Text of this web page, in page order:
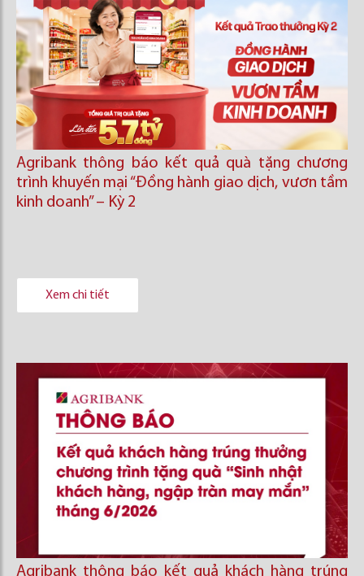
Agribank thông báo kết quả quà tặng chương
trình khuyến mại “Đồng hành giao dịch, vươn tầm
kinh doanh’’ – Kỳ 2
Xem chi tiết
Agribank thông báo kết quả khách hàng trúng